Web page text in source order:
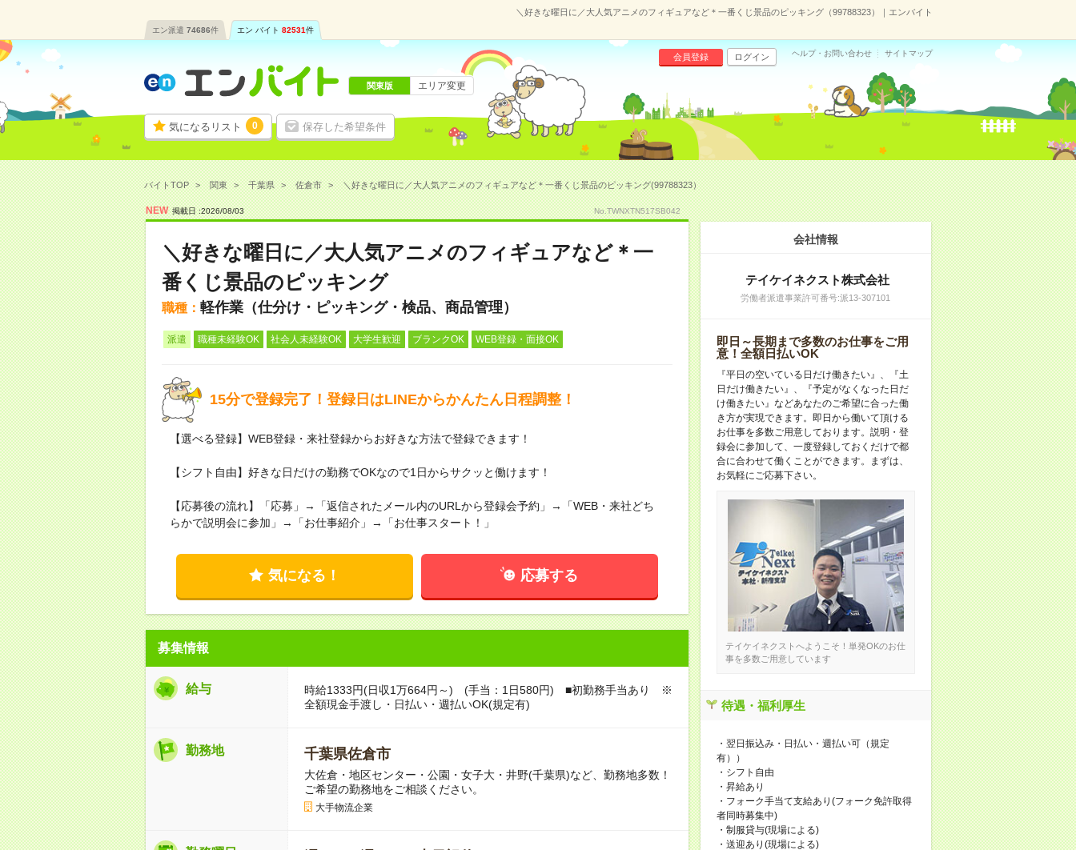
＼好きな曜日に／大人気アニメのフィギュアなど＊一番くじ景品のピッキング（99788323）｜エンバイト
エン派遣 74686件 エン バイト 82531件
気になるリスト 0 保存した希望条件
会員登録 ログイン ヘルプ・お問い合わせ サイトマップ
関東版 エリア変更
バイトTOP 関東 千葉県 佐倉市 ＼好きな曜日に／大人気アニメのフィギュアなど＊一番くじ景品のピッキング(99788323）
NEW 掲載日 :2026/08/03 No.TWNXTN517SB042
＼好きな曜日に／大人気アニメのフィギュアなど＊一
番くじ景品のピッキング
職種： 軽作業（仕分け・ピッキング・検品、商品管理）
派遣 職種未経験OK 社会人未経験OK 大学生歓迎 ブランクOK WEB登録・面接OK
15分で登録完了！登録日はLINEからかんたん日程調整！
【選べる登録】WEB登録・来社登録からお好きな方法で登録できます！
【シフト自由】好きな日だけの勤務でOKなので1日からサクッと働けます！
【応募後の流れ】「応募」→「返信されたメール内のURLから登録会予約」→「WEB・来社どち
らかで説明会に参加」→「お仕事紹介」→「お仕事スタート！」
気になる！ 応募する
募集情報
給与
時給1333円(日収1万664円～) (手当：1日580円) ■初勤務手当あり ※
全額現金手渡し・日払い・週払いOK(規定有)
勤務地 千葉県佐倉市
大佐倉・地区センター・公園・女子大・井野(千葉県)など、勤務地多数！
ご希望の勤務地をご相談ください。
大手物流企業
会社情報
テイケイネクスト株式会社
労働者派遣事業許可番号:派13-307101
即日～長期まで多数のお仕事をご用
意！全額日払いOK
『平日の空いている日だけ働きたい』、『土
日だけ働きたい』、『予定がなくなった日だ
け働きたい』などあなたのご希望に合った働
き方が実現できます。即日から働いて頂ける
お仕事を多数ご用意しております。説明・登
録会に参加して、一度登録しておくだけで都
合に合わせて働くことができます。まずは、
お気軽にご応募下さい。
テイケイネクストへようこそ！単発OKのお仕
事を多数ご用意しています
待遇・福利厚生
・翌日振込み・日払い・週払い可（規定
有））
・シフト自由
・昇給あり
・フォーク手当て支給あり(フォーク免許取得
者同時募集中)
・制服貸与(現場による)
・送迎あり(現場による)